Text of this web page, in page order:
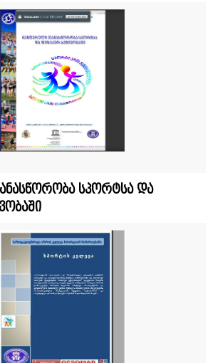
სპორტსა და